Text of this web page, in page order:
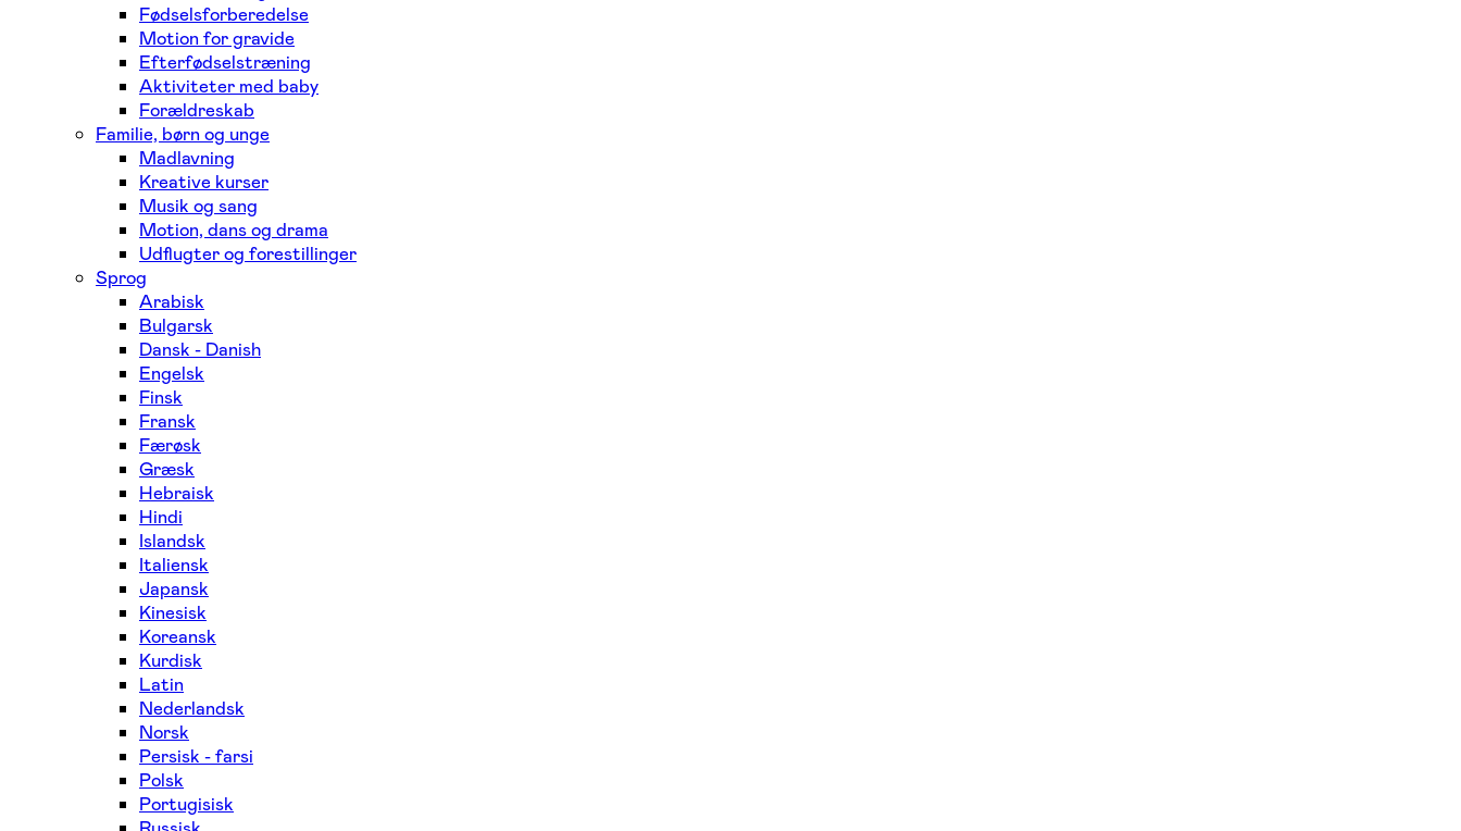
Fødselsforberedelse
Motion for gravide
Efterfødselstræning
Aktiviteter med baby
Forældreskab
Familie, børn og unge
Madlavning
Kreative kurser
Musik og sang
Motion, dans og drama
Udflugter og forestillinger
Sprog
Arabisk
Bulgarsk
Dansk - Danish
Engelsk
Finsk
Fransk
Færøsk
Græsk
Hebraisk
Hindi
Islandsk
Italiensk
Japansk
Kinesisk
Koreansk
Kurdisk
Latin
Nederlandsk
Norsk
Persisk - farsi
Polsk
Portugisisk